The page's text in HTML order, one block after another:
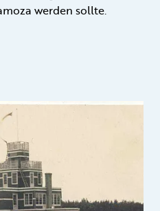
werden sollte.